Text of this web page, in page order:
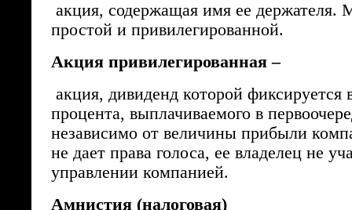
акция, содержащая имя ее держателя.
простой и привилегированной.
Акция привилегированная –
акция, дивиденд которой фиксируется
процента, выплачиваемого в
независимо от величины прибыли
не дает права голоса, ее владелец не
управлении компанией.
Амнистия (налоговая)